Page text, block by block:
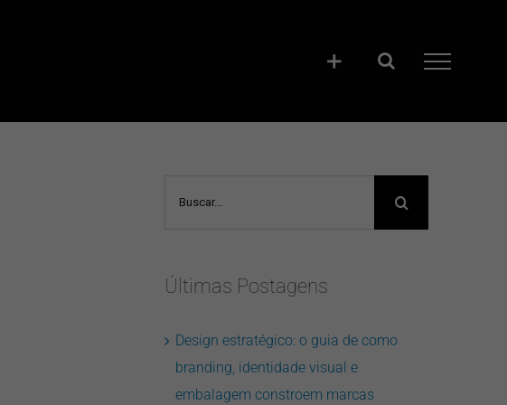
Últimas Postagens
Design estratégico: o guia de como
branding, identidade visual e
embalagem constroem marcas